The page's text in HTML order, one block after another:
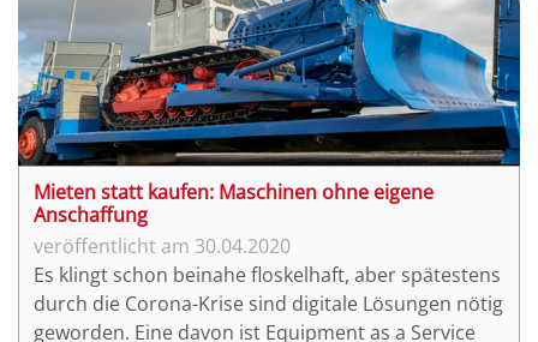
Mieten statt kaufen: Maschinen ohne eigene
Anschaffung
30.04.2020
Es klingt schon beinahe floskelhaft, aber spätestens
durch die Corona-Krise sind digitale Lösungen nötig
geworden. Eine davon ist Equipment as a Service